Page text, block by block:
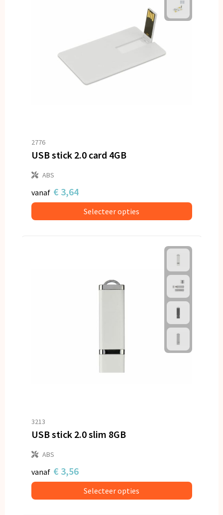
2776
USB stick 2.0 card 4GB
ABS
vanaf € 3,64
Selecteer opties
3213
USB stick 2.0 slim 8GB
ABS
vanaf € 3,56
Selecteer opties